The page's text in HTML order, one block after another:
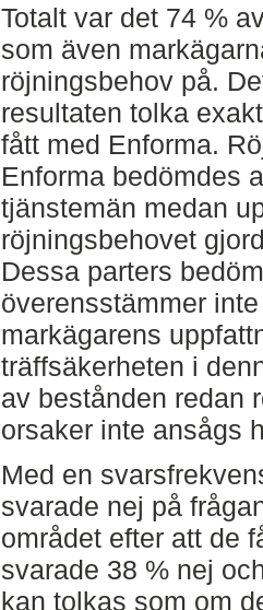
Totalt var det 74 %
som även
röjningsbehov på.
resultaten tolka
fått med Enforma.
Enforma bedömdes
tjänstemän medan
röjningsbehovet
Dessa parters
överensstämmer
markägarens
träffsäkerheten i
av bestånden redan
orsaker inte ansågs
Med en
svarade nej på
området efter att de
svarade 38 % nej
kan tolkas som om